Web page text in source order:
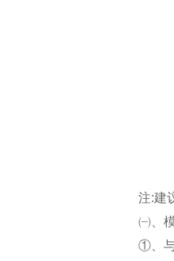
注:建议
㈠、模
①、与无